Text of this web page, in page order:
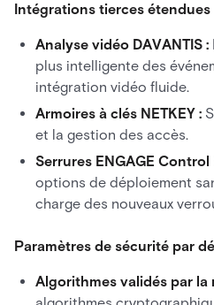
Intégrations tierces étendues
Analyse vidéo DAVANTIS :
plus intelligente des
intégration vidéo fluide.
Armoires à clés NETKEY :
et la gestion des accès.
Serrures ENGAGE Control
options de déploiement
charge des nouveaux
Paramètres de sécurité par
Algorithmes validés par la